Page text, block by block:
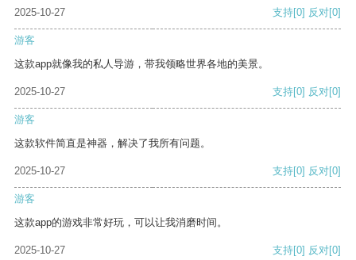
2025-10-27
支持[0] 反对[0]
游客
这款app就像我的私人导游，带我领略世界各地的美景。
2025-10-27 支持[0] 反对[0]
游客
这款软件简直是神器，解决了我所有问题。
2025-10-27 支持[0] 反对[0]
游客
这款app的游戏非常好玩，可以让我消磨时间。
2025-10-27 支持[0] 反对[0]